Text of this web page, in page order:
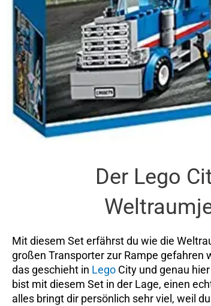
Der Lego
Mit diesem Set erfährst du wie die
großen Transporter zur Rampe gefahren
das geschieht in Lego City und genau
bist mit diesem Set in der Lage, einen
alles bringt dir persönlich sehr viel, weil